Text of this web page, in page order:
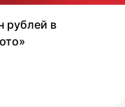
рублей в